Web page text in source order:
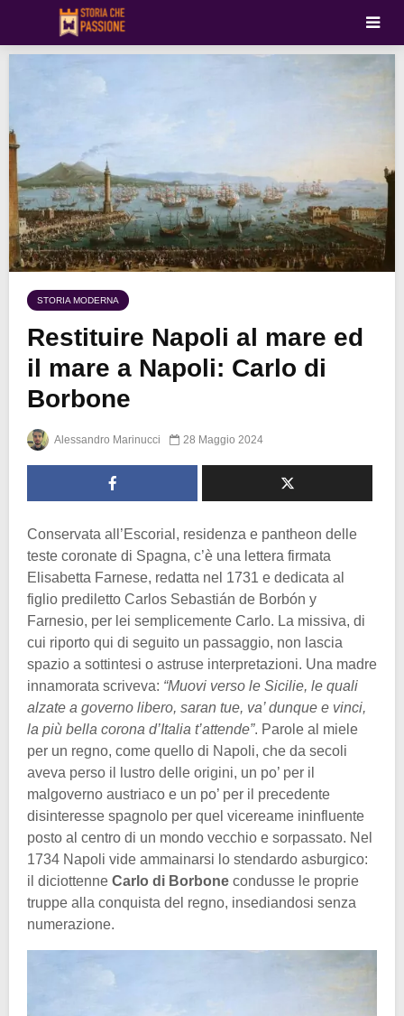
STORIA MODERNA
Restituire Napoli al mare ed
il mare a Napoli: Carlo di
Borbone
Alessandro Marinucci 28 Maggio 2024
Conservata all’Escorial, residenza e pantheon delle
teste coronate di Spagna, c’è una lettera firmata
Elisabetta Farnese, redatta nel 1731 e dedicata al
figlio prediletto Carlos Sebastián de Borbón y
Farnesio, per lei semplicemente Carlo. La missiva, di
cui riporto qui di seguito un passaggio, non lascia
spazio a sottintesi o astruse interpretazioni. Una madre
innamorata scriveva: “Muovi verso le Sicilie, le quali
alzate a governo libero, saran tue, va’ dunque e vinci,
la più bella corona d’Italia t’attende”. Parole al miele
per un regno, come quello di Napoli, che da secoli
aveva perso il lustro delle origini, un po’ per il
malgoverno austriaco e un po’ per il precedente
disinteresse spagnolo per quel vicereame ininfluente
posto al centro di un mondo vecchio e sorpassato. Nel
1734 Napoli vide ammainarsi lo stendardo asburgico:
il diciottenne Carlo di Borbone condusse le proprie
truppe alla conquista del regno, insediandosi senza
numerazione.